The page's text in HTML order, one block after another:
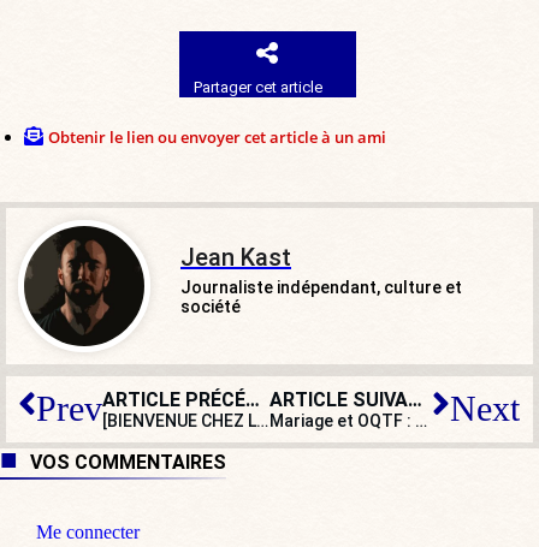
Partager cet article
Obtenir le lien ou envoyer cet article à un ami
Jean Kast
Journaliste indépendant, culture et
société
Prev ARTICLE PRÉCÉDENT
[BIENVENUE CHEZ LES WOKE] Programme politique
ARTICLE SUIVANT
Mariage et OQTF : un couple réclame 15.500 euros à la commune après un refus d’union Next
VOS COMMENTAIRES
Me connecter